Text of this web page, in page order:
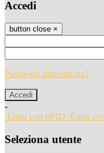
Accedi
button close ×
Password dimenticata?
-
Entra con SPID Entra
Seleziona utente